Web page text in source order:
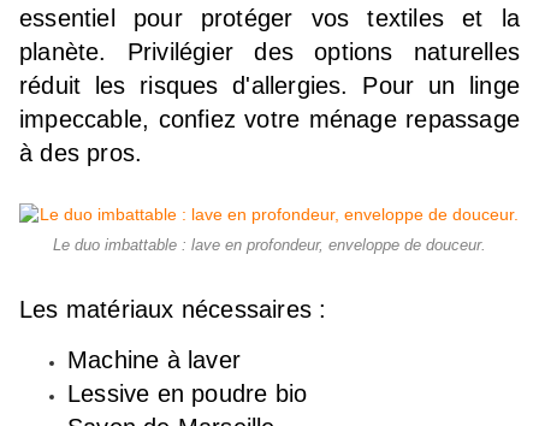
essentiel pour protéger vos textiles et la
planète. Privilégier des options naturelles
réduit les risques d'allergies. Pour un linge
impeccable, confiez votre ménage repassage
à des pros.
Le duo imbattable : lave en profondeur, enveloppe de douceur.
Les matériaux nécessaires :
Machine à laver
Lessive en poudre bio